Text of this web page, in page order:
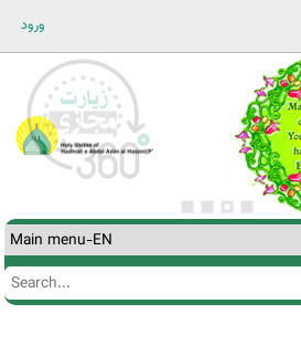
ورود
Search
Search